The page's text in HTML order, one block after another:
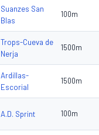
Suanzes San
Blas
100m
Trops-Cueva de
Nerja
1500m
Ardillas-
Escorial
1500m
A.D. Sprint 100m